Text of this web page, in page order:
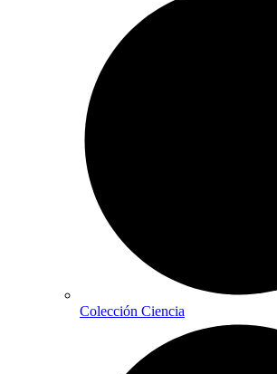
Colección Ciencia